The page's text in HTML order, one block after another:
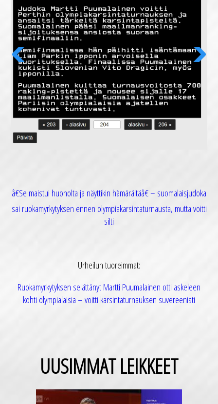
Previous Next
â€Se maistui huonolta ja näyttikin hämärältäâ€ – suomalaisjudoka
sai ruokamyrkytyksen ennen olympiakarsintaturnausta, mutta voitti
silti
Urheilun tuoreimmat:
Ruokamyrkytyksen selättänyt Martti Puumalainen otti askeleen
kohti olympialaisia – voitti karsintaturnauksen suvereenisti
UUSIMMAT LEIKKEET